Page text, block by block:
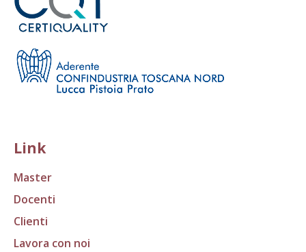
Link
Master
Docenti
Clienti
Lavora con noi